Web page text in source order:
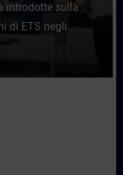
introdotte sulla
di ETS negli